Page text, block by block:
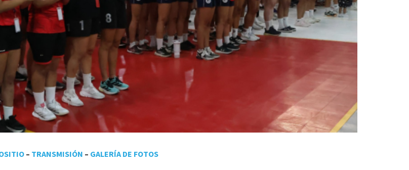
– TRANSMISIÓN – GALERÍA DE FOTOS